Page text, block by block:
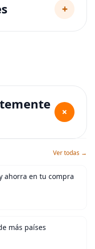
+
+
Ver todas →
ahorra en tu compra
más países